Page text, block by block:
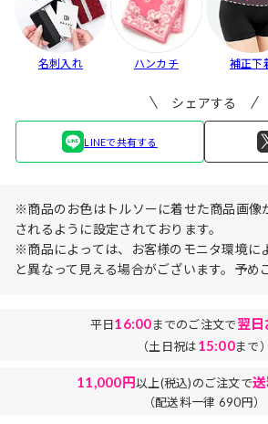
名刺入れ ハンカチ 補正下
シェアする
LINEで共有する
※商品のお色はトルソーに着せた商品画像
されるように設定されております。
※商品によっては、お客様のモニタ環境に
と異なって見える場合がございます。予め
平日16:00までのご注文で翌日
（土日祝は15:00まで）
11,000円以上(税込)のご注文で
（配送料一律 690円）